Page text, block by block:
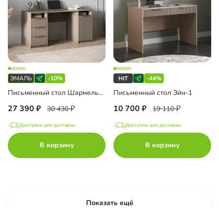
-10%
Письменный стол Шармель-4 Лайф Эмаль
27 390 30 430
Доступно для доставки
В корзину
-44%
Письменный стол Эйн-1
10 700 19 110
Доступно для доставки
В корзину
Показать ещё